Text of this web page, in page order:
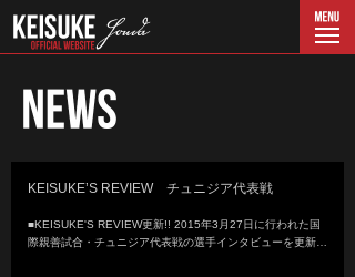
KEISUKE’S REVIEW チュニジア代表戦
■KEISUKE'S REVIEW更新!! 2015年3月27日に行われた国
際親善試合・チュニジア代表戦の選手インタビューを更新…